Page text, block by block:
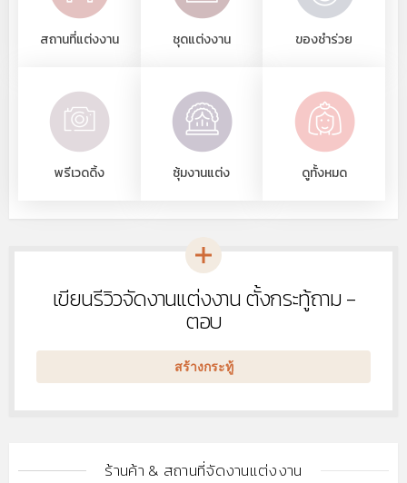
สถานที่แต่งงาน ชุดแต่งงาน ของชำร่วย
พรีเวดดิ้ง ซุ้มงานแต่ง ดูทั้งหมด
หัวข้อ
ใหม่เขียนรีวิวจัดงานแต่งงาน ตั้งกระทู้ถาม -
ตอบ
สร้างกระทู้
ร้านค้า & สถานที่จัดงานแต่งงาน